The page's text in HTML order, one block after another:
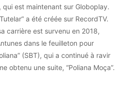
qui est maintenant sur Globoplay.
a été créée sur RecordTV.
carrière est survenu en 2018,
dans le feuilleton pour
(SBT), qui a continué à ravir
obtenu une suite, “Poliana Moça”.